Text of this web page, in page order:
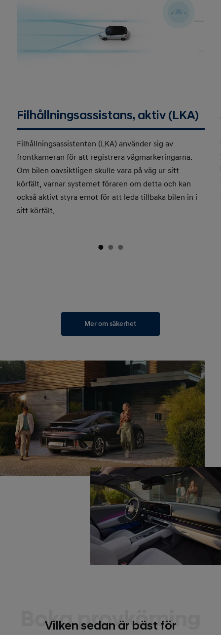
Filhållningsassistans, aktiv (LKA)
Filhållningsassistenten (LKA) använder sig av
frontkameran för att registrera vägmarkeringarna.
Om bilen oavsiktligen skulle vara på väg ur sitt
körfält, varnar systemet föraren om detta och kan
också aktivt styra emot för att leda tillbaka bilen in i
sitt körfält.
Mer om säkerhet
Boka provkörning
Vilken sedan är bäst för